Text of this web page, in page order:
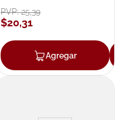
Agregar
PVP:25,39
$20,31
Agregar